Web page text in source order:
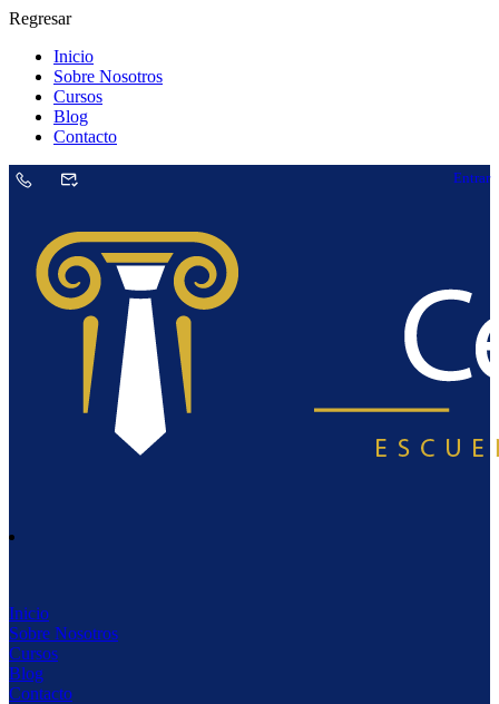
Regresar
Inicio
Sobre Nosotros
Cursos
Blog
Contacto
Entrar
Inicio
Sobre Nosotros
Cursos
Blog
Contacto